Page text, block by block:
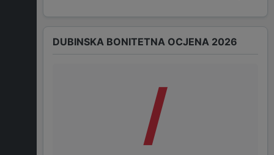
DUBINSKA BONITETNA OCJENA 2026
/